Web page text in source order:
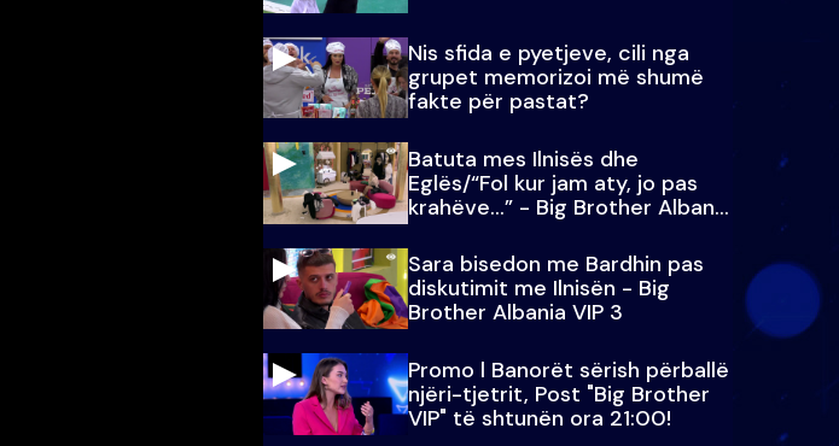
Nis sfida e pyetjeve, cili nga
grupet memorizoi më shumë
fakte për pastat?
Batuta mes Ilnisës dhe
Eglës/“Fol kur jam aty, jo pas
krahëve…” - Big Brother Albania
VIP 3
Sara bisedon me Bardhin pas
diskutimit me Ilnisën - Big
Brother Albania VIP 3
Promo l Banorët sërish përballë
njëri-tjetrit, Post "Big Brother
VIP" të shtunën ora 21:00!